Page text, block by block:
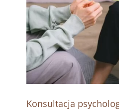
Konsultacja